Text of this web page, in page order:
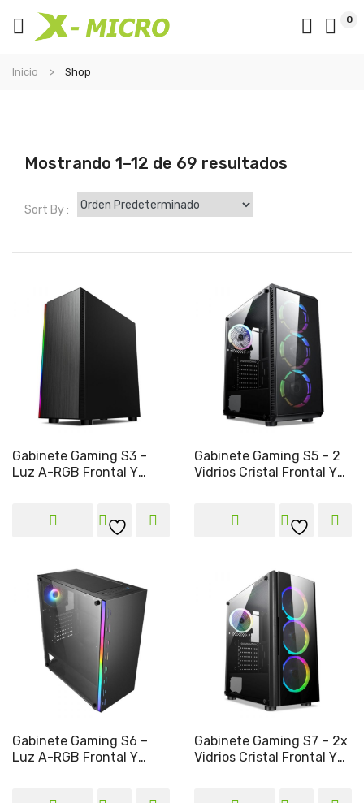
0
Inicio Shop
Mostrando 1–12 de 69 resultados
Sort By :
Gabinete Gaming S3 –
Luz A-RGB Frontal Y
Gabinete Gaming S5 – 2
Vidrios Cristal Frontal Y
Gabinete Gaming S6 –
Luz A-RGB Frontal Y
Gabinete Gaming S7 – 2x
Vidrios Cristal Frontal Y